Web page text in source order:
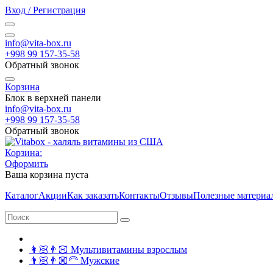
Вход / Регистрация
info@vita-box.ru
+998 99 157-35-58
Обратный звонок
Корзина
Блок в верхней панели
info@vita-box.ru
+998 99 157-35-58
Обратный звонок
Корзина:
Оформить
Ваша корзина пуста
КаталогАкцииКак заказатьКонтактыОтзывыПолезные
👩🏻👨🏻 Мультивитамины взрослым
👨🏻👨🏼‍🦳 Мужские